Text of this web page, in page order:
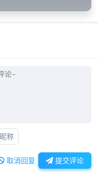
昵称
取消回复 提交评论